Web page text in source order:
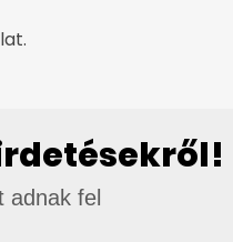
adnak fel